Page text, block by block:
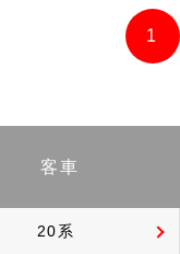
1
客車
20系